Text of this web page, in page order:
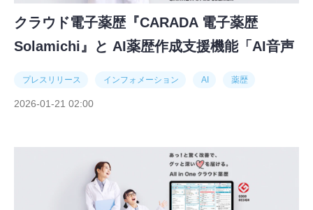
クラウド電子薬歴『CARADA 電子薬歴
Solamichi』と AI薬歴作成支援機能「AI音声
プレスリリース インフォメーション AI 薬歴
2026-01-21 02:00